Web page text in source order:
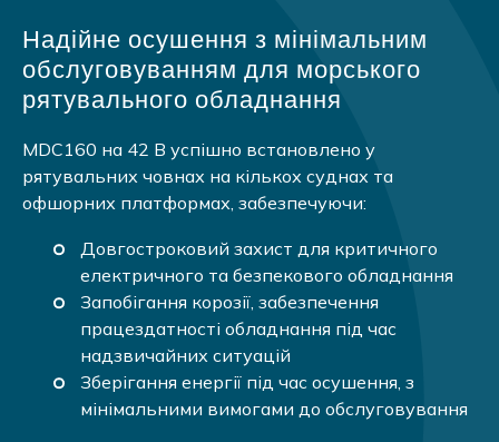
Надійне осушення з мінімальним
обслуговуванням для морського
рятувального обладнання
MDC160 на 42 В успішно встановлено у
рятувальних човнах на кількох суднах та
офшорних платформах, забезпечуючи:
Довгостроковий захист для критичного
електричного та безпекового обладнання
Запобігання корозії, забезпечення
працездатності обладнання під час
надзвичайних ситуацій
Зберігання енергії під час осушення, з
мінімальними вимогами до обслуговування